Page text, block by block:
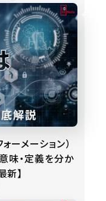
ーメーション）
味・定義を分か
新】